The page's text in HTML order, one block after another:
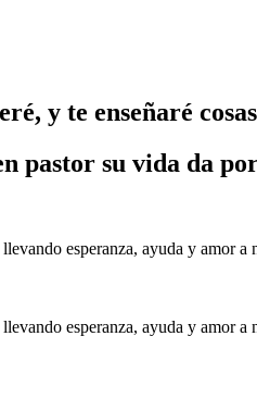
y te enseñaré
pastor su vida da
esperanza, ayuda y amor
esperanza, ayuda y amor